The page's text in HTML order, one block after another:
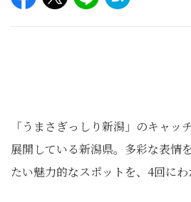
「うまさぎっしり新潟」のキャッ
展開している新潟県。多彩な表情
たい魅力的なスポットを、4回にわ